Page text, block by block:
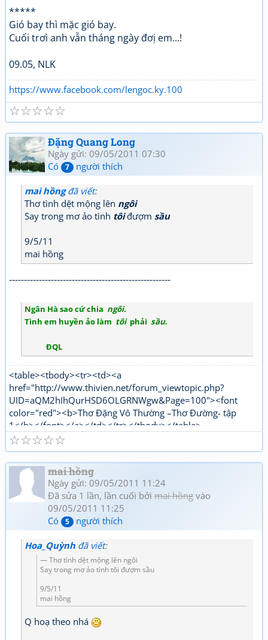
*****
Gió bay thì mặc gió bay.
Cuối trơì anh vẫn tháng ngày đơị em...!
09.05, NLK
https://www.facebook.com/lengoc.ky.100
☆
☆
☆
☆
☆
Đặng Quang Long
Ngày gửi: 09/05/2011 07:30
Có
7 người thích
mai hồngđã viết:
Thơ tình dệt mộng lên ngôi
Say trong mơ ảo tình tôiđượm sầu
9/5/11
mai hồng
------------------------------------------------------
Ngân Hà sao cứ chia ngôi.
Tình em huyền ảo làm tôiphải sầu.
ĐQL
<table><tbody><tr><td><a
href="http://www.thivien.net/forum_viewtopic.php?
UID=aQM2hIhQurHSD6OLGRNWgw&Page=100"><font
color="red"><b>Thơ Đặng Vô Thường –Thơ Đường- tập
1</b></font></a></td></tr></tbody></table>
<table><tbody><tr><td><a
href="http://www.thivien.net/forum_viewtopic.php?
UID=1nPi_YLwNjj6jqJJ5OtTPg"><font color="red"><b>Thơ
Đặng Vô Thường Thơ mới - tập 1</b></font></a></td></tr>
</tbody></table>
☆
☆
☆
☆
☆
mai hồng
Ngày gửi: 09/05/2011 11:24
Đã sửa 1 lần, lần cuối bởi mai hồng vào
09/05/2011 11:25
Có
5 người thích
Hoa_Quỳnh đã viết:
Thơ tình dệt mộng lên ngôi
Say trong mơ ảo tình tôi đượm sầu
9/5/11
mai hồng
Q hoạ theo nhá